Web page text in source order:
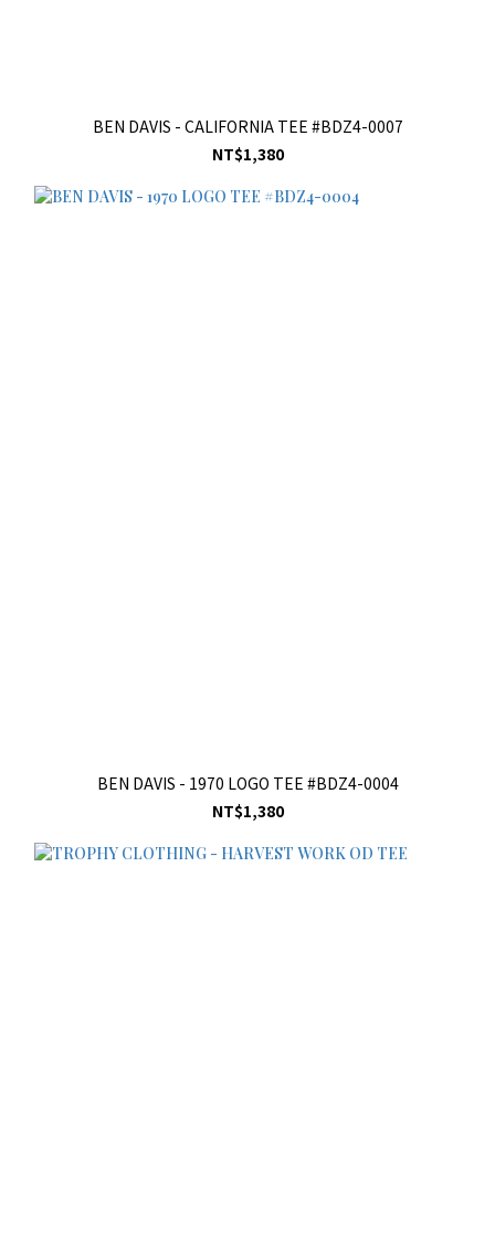
BEN DAVIS - CALIFORNIA TEE #BDZ4-0007
NT$1,380
BEN DAVIS - 1970 LOGO TEE #BDZ4-0004
NT$1,380